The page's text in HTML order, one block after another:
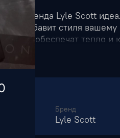
бренда Lyle Scott
добавит стиля вашему
обеспечат тепло
модель
и со спортивными
Бренд
Lyle Scott